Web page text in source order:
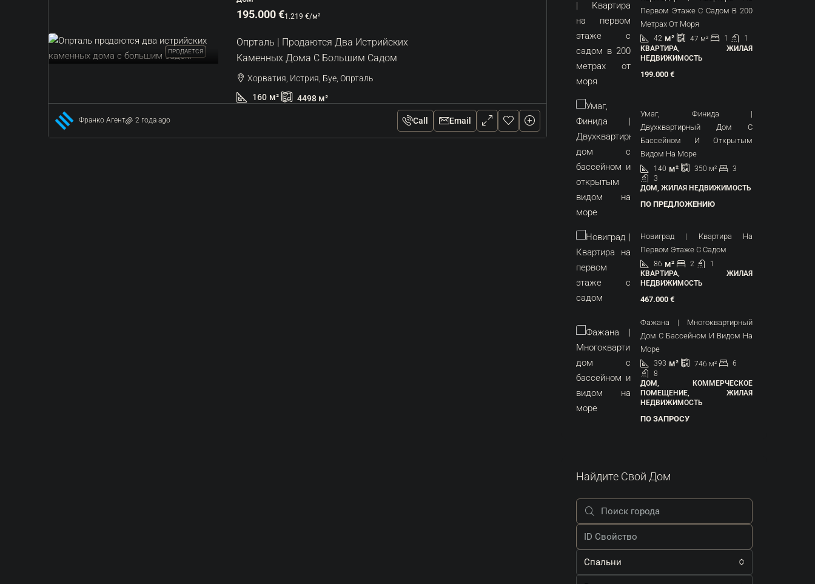
Первом Этаже С Садом В 200
Метрах От Моря
42 м² 47 м² 1
1
КВАРТИРА, ЖИЛАЯ
НЕДВИЖИМОСТЬ
199.000 €
Умаг, Финида |
Двухквартирный Дом С
Бассейном И Открытым
Видом На Море
140 м² 350 м²
3
3
ДОМ, ЖИЛАЯ НЕДВИЖИМОСТЬ
ПО ПРЕДЛОЖЕНИЮ
Новиград | Квартира На
Первом Этаже С Садом
86 м² 2
1
КВАРТИРА, ЖИЛАЯ
НЕДВИЖИМОСТЬ
467.000 €
Фажана | Многоквартирный
Дом С Бассейном И Видом На
Море
393 м² 746 м²
6
8
ДОМ, КОММЕРЧЕСКОЕ
ПОМЕЩЕНИЕ, ЖИЛАЯ
НЕДВИЖИМОСТЬ
ПО ЗАПРОСУ
Найдите Свой Дом
Спальни